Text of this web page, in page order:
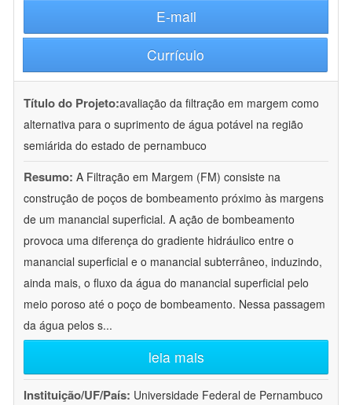
E-mail
Currículo
Título do Projeto:avaliação da filtração em margem como
alternativa para o suprimento de água potável na região
semiárida do estado de pernambuco
Resumo: A Filtração em Margem (FM) consiste na
construção de poços de bombeamento próximo às margens
de um manancial superficial. A ação de bombeamento
provoca uma diferença do gradiente hidráulico entre o
manancial superficial e o manancial subterrâneo, induzindo,
ainda mais, o fluxo da água do manancial superficial pelo
meio poroso até o poço de bombeamento. Nessa passagem
da água pelos s...
leia mais
Instituição/UF/País: Universidade Federal de Pernambuco